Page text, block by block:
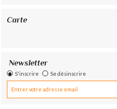
Carte
Newsletter
S'inscrire Se désinscrire